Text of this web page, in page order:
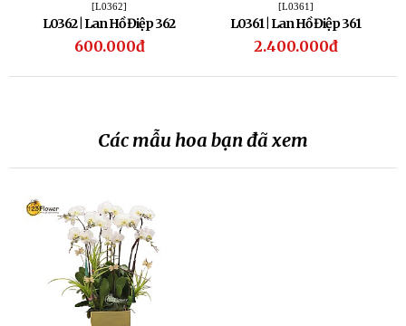
[L0362]
L0362 | Lan Hồ Điệp 362
600.000đ
[L0361]
L0361 | Lan Hồ Điệp 361
2.400.000đ
Các mẫu hoa bạn đã xem